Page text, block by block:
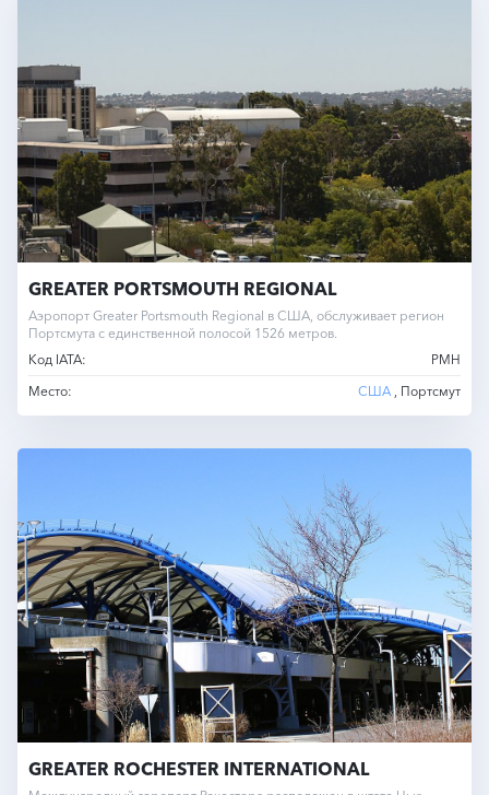
GREATER PORTSMOUTH REGIONAL
Аэропорт Greater Portsmouth Regional в США, обслуживает регион
Портсмута с единственной полосой 1526 метров.
Код IATA:
PMH
Место:
США , Портсмут
GREATER ROCHESTER INTERNATIONAL